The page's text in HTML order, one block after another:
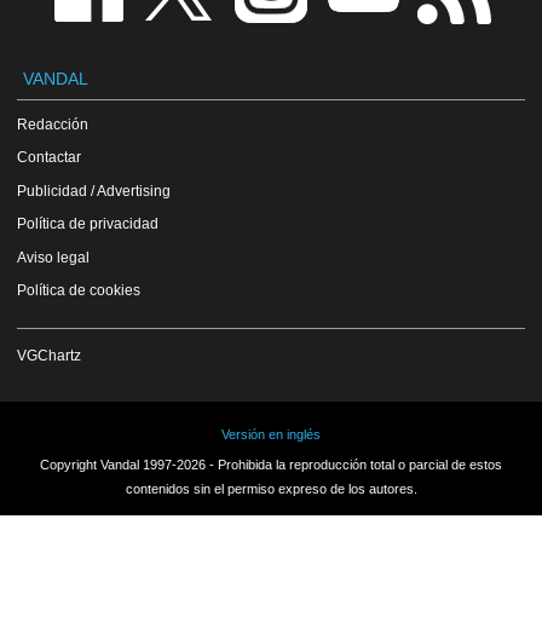
VANDAL
Redacción
Contactar
Publicidad / Advertising
Política de privacidad
Aviso legal
Política de cookies
VGChartz
Versión en inglés
Copyright Vandal 1997-2026 - Prohibida la reproducción total o parcial de estos
contenidos sin el permiso expreso de los autores.